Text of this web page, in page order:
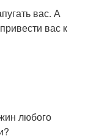
вас. А
вас к
любого